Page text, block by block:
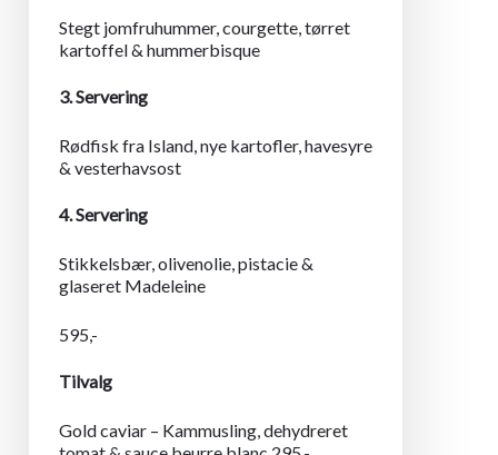
Stegt jomfruhummer, courgette, tørret
kartoffel & hummerbisque
3. Servering
Rødfisk fra Island, nye kartofler, havesyre
& vesterhavsost
4. Servering
Stikkelsbær, olivenolie, pistacie &
glaseret Madeleine
595,-
Tilvalg
Gold caviar – Kammusling, dehydreret